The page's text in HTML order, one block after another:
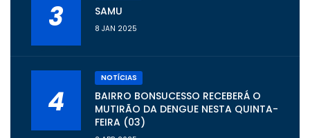
3 SAMU
8 JAN 2025
4
NOTÍCIAS
BAIRRO BONSUCESSO RECEBERÁ O
MUTIRÃO DA DENGUE NESTA QUINTA-
FEIRA (03)